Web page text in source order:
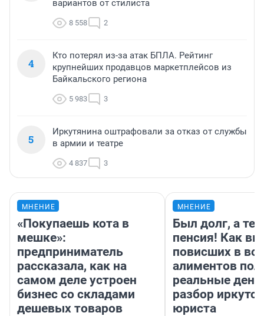
вариантов от стилиста
8 558 2
4
Кто потерял из-за атак БПЛА. Рейтинг
крупнейших продавцов маркетплейсов из
Байкальского региона
5 983 3
5
Иркутянина оштрафовали за отказ от службы
в армии и театре
4 837 3
МНЕНИЕ
«Покупаешь кота в
мешке»:
предприниматель
рассказала, как на
самом деле устроен
бизнес со складами
дешевых товаров
МНЕНИЕ
Был долг, а
пенсия! Как
повисших в
алиментов
реальные
разбор
юриста